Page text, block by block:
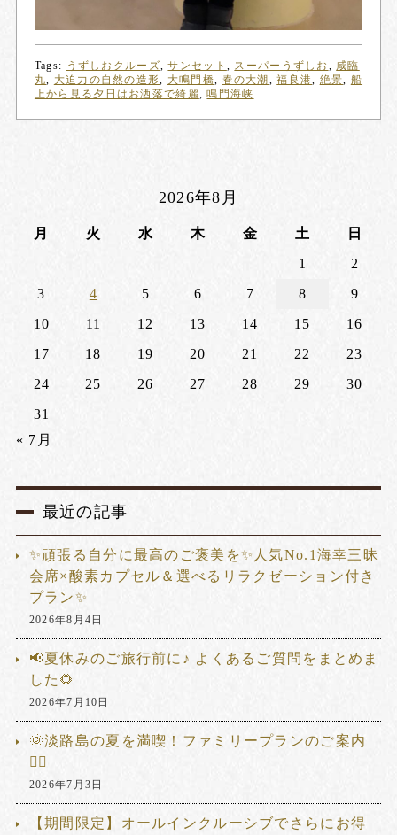
Tags: うずしおクルーズ ,サンセット スーパーうずしお
咸臨
丸
大迫力の自然の造形 大鳴門橋 春の大潮 ,福良港 絶景
船
上から見る夕日はお洒落で綺麗
,鳴門海峡
2026年8月
月 火 水 木 金 土
日
1
2
3
4 5 6 7 8
9
10
11 12 13 14 15
16
17
18 19 20 21 22
23
24
25 26 27 28 29
30
31
« 7月
最近の記事
✨頑張る自分に最高のご褒美を✨人気No.1海幸三昧
会席×酸素カプセル＆選べるリラクゼーション付き
プラン✨
2026年8月4日
📢夏休みのご旅行前に♪ よくあるご質問をまとめま
した🌻
2026年7月10日
🌞淡路島の夏を満喫！ファミリープランのご案内
🏊‍♂️
2026年7月3日
【期間限定】オールインクルーシブでさらにお得